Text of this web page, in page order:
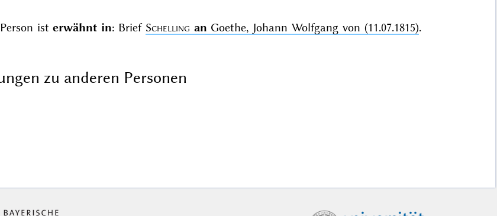
isterwähnt in: Brief Schelling an Goethe, Johann Wolfgang von (11.07.1815).
zu anderen Personen